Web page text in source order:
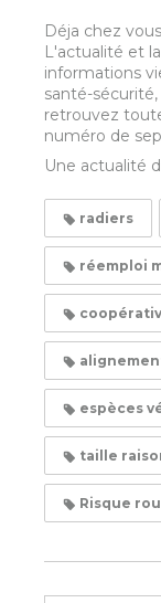
Déja chez
L'actualité et
informations
santé-
retrouvez
numéro de
Une actualité
radiers
réemploi
espèces
taille
Risque